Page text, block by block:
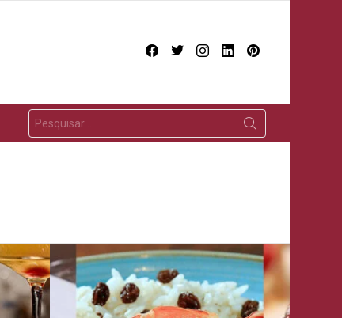
facebooktwitterinstagram
linkedin